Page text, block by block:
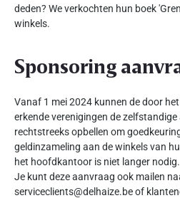
deden? We verkochten hun boek
winkels.
Sponsoring
Vanaf 1 mei 2024 kunnen de door
erkende verenigingen de
rechtstreeks opbellen om
geldinzameling aan de winkels van
het hoofdkantoor is niet langer nodig.
Je kunt deze aanvraag ook mailen
serviceclients@delhaize.be of